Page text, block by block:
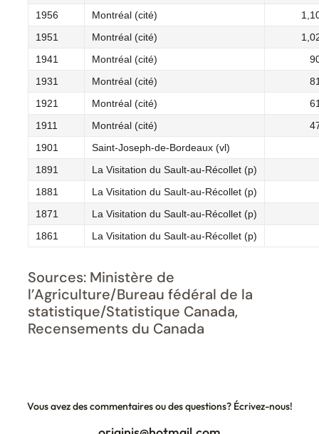
1956
Montréal (cité)
1951
Montréal (cité)
1941
Montréal (cité)
1931
Montréal (cité)
1921
Montréal (cité)
1911
Montréal (cité)
1901
Saint-Joseph-de-Bordeaux (vl)
1891
La Visitation du Sault-au-Récollet (p)
1881
La Visitation du Sault-au-Récollet (p)
1871
La Visitation du Sault-au-Récollet (p)
1861
La Visitation du Sault-au-Récollet (p)
Sources: Ministère de
l’Agriculture/Bureau fédéral de la
statistique/Statistique Canada,
Recensements du Canada
Vous avez des commentaires ou des questions? Écrivez-nous!